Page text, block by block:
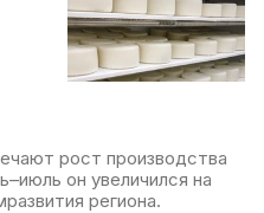
рост производства
он увеличился на
региона.